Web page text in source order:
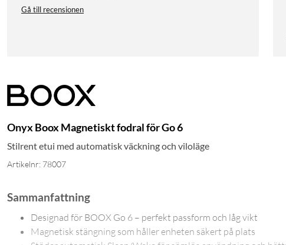
Gå till recensionen
Onyx Boox Magnetiskt fodral för Go 6
Stilrent etui med automatisk väckning och viloläge
Artikelnr: 78007
Sammanfattning
Designad för BOOX Go 6 – perfekt passform och låg vikt
Magnetisk stängning som håller enheten säkert på plats